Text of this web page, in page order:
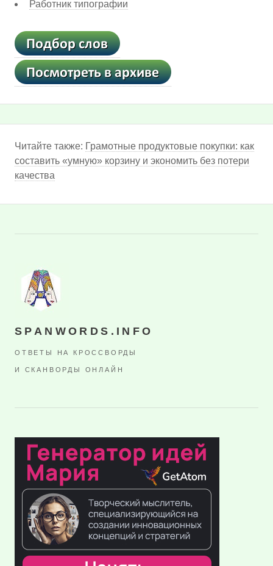
Работник типографии
Читайте также: Грамотные продуктовые покупки: как
составить «умную» корзину и экономить без потери
качества
SPANWORDS.INFO
ОТВЕТЫ НА КРОССВОРДЫ
И СКАНВОРДЫ ОНЛАЙН